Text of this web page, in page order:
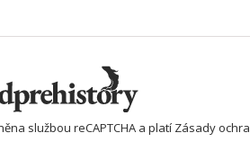
službou reCAPTCHA a platí Zásady